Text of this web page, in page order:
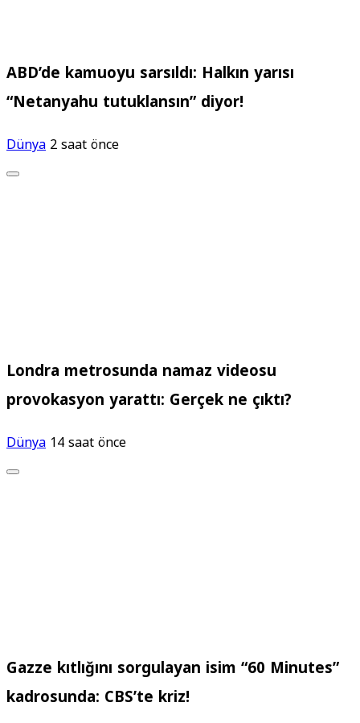
ABD’de kamuoyu sarsıldı: Halkın yarısı
“Netanyahu tutuklansın” diyor!
Dünya2 saat önce
Londra metrosunda namaz videosu
provokasyon yarattı: Gerçek ne çıktı?
Dünya 14 saat önce
Gazze kıtlığını sorgulayan isim “60 Minutes”
kadrosunda: CBS’te kriz!